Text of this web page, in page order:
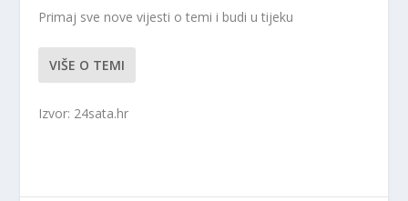
Primaj sve nove vijesti o temi i budi u tijeku
VIŠE O TEMI
Izvor: 24sata.hr